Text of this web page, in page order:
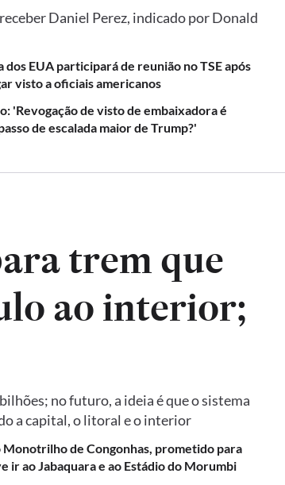
Daniel Perez, indicado por Donald
dos EUA participará de reunião no TSE após
visto a oficiais americanos
'Revogação de visto de embaixadora é
de escalada maior de Trump?'
trem que
ao interior;
no futuro, a ideia é que o sistema
a capital, o litoral e o interior
Monotrilho de Congonhas, prometido para
ir ao Jabaquara e ao Estádio do Morumbi